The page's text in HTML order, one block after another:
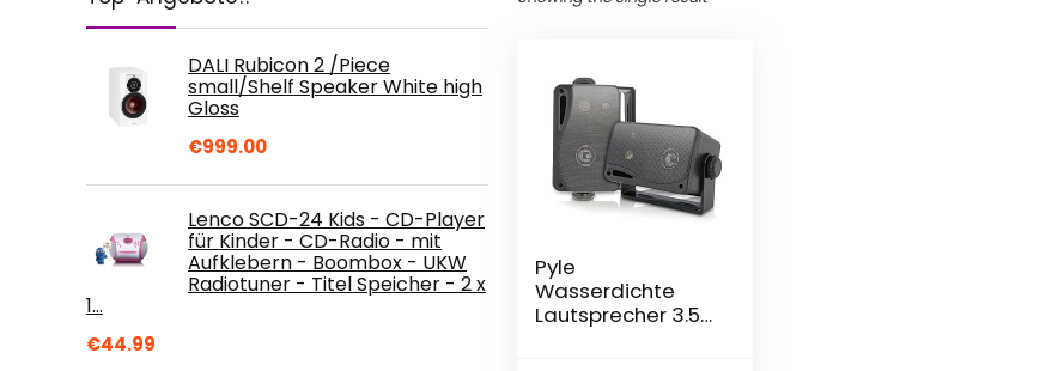
DALI Rubicon 2 /Piece
small/Shelf Speaker White high
Gloss
€999.00
Lenco SCD-24 Kids - CD-Player
für Kinder - CD-Radio - mit
Aufklebern - Boombox - UKW
Radiotuner - Titel Speicher - 2 x
1…
€44.99
Pyle
Wasserdichte
Lautsprecher 3.5-